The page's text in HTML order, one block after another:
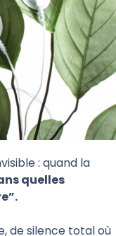
: quand la
quelles
de silence total où